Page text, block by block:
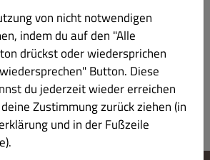
und crunchy Chipsbröseln – rauchig,
und komplett vegan.
von nicht notwendigen
indem du auf den "Alle
drückst oder wiedersprichen
Button. Diese
du jederzeit wieder erreichen
Zustimmung zurück ziehen (in
und in der Fußzeile